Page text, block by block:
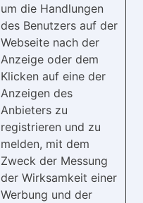
um die Handlungen
des Benutzers auf der
Webseite nach der
Anzeige oder dem
Klicken auf eine der
Anzeigen des
Anbieters zu
registrieren und zu
melden, mit dem
Zweck der Messung
der Wirksamkeit einer
Werbung und der